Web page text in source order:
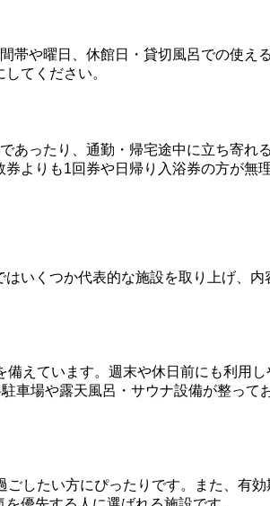
や曜日、休館日・貸切風呂での使え
てください。
あったり、通勤・帰宅途中に立ち寄れ
よりも1回券や日帰り入浴券の方が無
いくつか代表的な施設を取り上げ、
えています。週末や休日前にも利用
場や露天風呂・サウナ設備が整って
したい方にぴったりです。また、有